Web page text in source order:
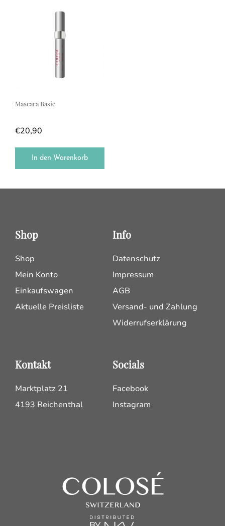
Mascara Basic
€20,90
In den Warenkorb
Shop
Shop
Mein Konto
Einkaufswagen
Aktuelle Preisliste
Info
Datenschutz
Impressum
AGB
Versand- und Zahlung
Widerrufserklärung
Kontakt
Marktplatz 21
4193 Reichenthal
Socials
Facebook
Instagram